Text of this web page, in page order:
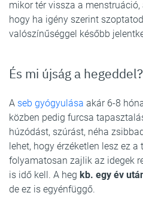
mikor tér vissza a
hogy ha igény szerint
valószínűséggel később
És mi újság a hegeddel?
A seb gyógyulása akár 6-8
közben pedig furcsa
húzódást, szúrást, néha
lehet, hogy érzéketlen lesz ez
folyamatosan zajlik az idegek
is idő kell. A heg kb. egy év
de ez is egyénfüggő.